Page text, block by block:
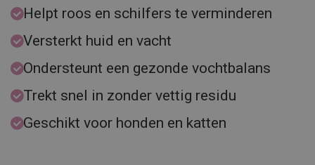
Helpt roos en schilfers te verminderen
Versterkt huid en vacht
Ondersteunt een gezonde vochtbalans
Trekt snel in zonder vettig residu
Geschikt voor honden en katten